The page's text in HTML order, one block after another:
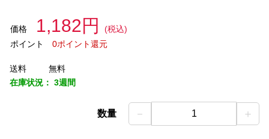
価格 1,182円
(税込)
ポイント
0ポイント還元
送料
無料
在庫状況： 3週間
数量 － 1 ＋